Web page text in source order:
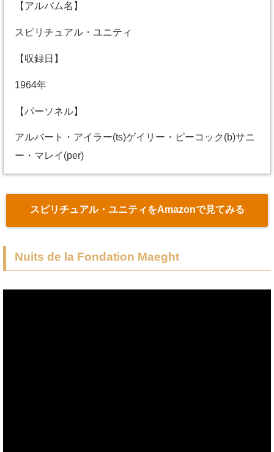
【アルバム名】
スピリチュアル・ユニティ
【収録日】
1964年
【パーソネル】
アルバート・アイラー(ts)ゲイリー・ピーコック(b)サニ
ー・マレイ(per)
スピリチュアル・ユニティをAmazonで見てみる
Nuits de la Fondation Maeght